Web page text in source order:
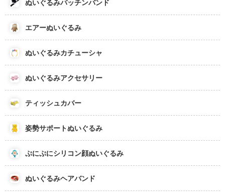
ぬいぐるみパッチンバンド
エアーぬいぐるみ
ぬいぐるみカチューシャ
ぬいぐるみアクセサリー
ティッシュカバー
姿勢サポートぬいぐるみ
ぷにぷにシリコン顔ぬいぐるみ
ぬいぐるみヘアバンド